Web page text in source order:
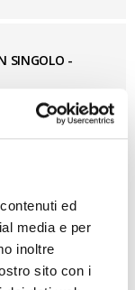
ed
media e per
inoltre
sito con i
SINGOLO -